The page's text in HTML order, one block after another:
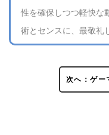
性を確保しつつ軽快な
術とセンスに、最敬礼
次へ：ゲー